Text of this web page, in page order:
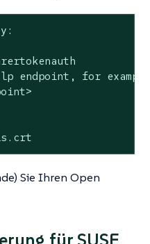
endpoint, for
Sie Ihren Open